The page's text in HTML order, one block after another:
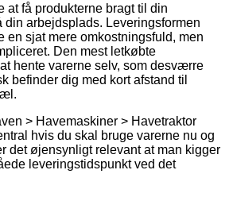
at få produkterne bragt til din
din arbejdsplads. Leveringsformen
en sjat mere omkostningsfuld, men
Den mest letkøbte
hente varerne selv, som desværre
befinder dig med kort afstand til
> Havemaskiner > Havetraktor
hvis du skal bruge varerne nu og
det øjensynligt relevant at man kigger
leveringstidspunkt ved det